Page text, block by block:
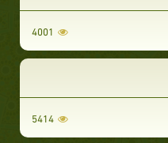
4001
5414